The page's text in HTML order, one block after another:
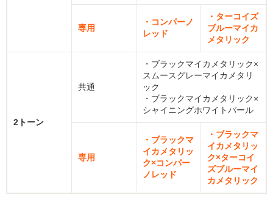
専用
・コンパーノ
レッド
・ターコイズ
ブルーマイカ
メタリック
2トーン
共通
・ブラックマイカメタリック×
スムースグレーマイカメタリ
ック
・ブラックマイカメタリック×
シャイニングホワイトパール
専用
・ブラックマ
イカメタリッ
ク×コンパー
ノレッド
・ブラックマ
イカメタリッ
ク×ターコイ
ズブルーマイ
カメタリック